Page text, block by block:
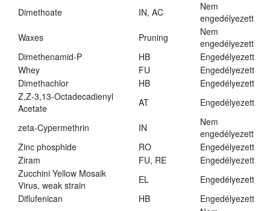
Dimethoate
IN, AC
Nem
engedélyezett
Waxes
Pruning
Nem
engedélyezett
Dimethenamid-P
HB
Engedélyezett
Whey
FU
Engedélyezett
Dimethachlor
HB
Engedélyezett
Z,Z-3,13-Octadecadienyl
Acetate
AT Engedélyezett
zeta-Cypermethrin IN
Nem
engedélyezett
Zinc phosphide
RO
Engedélyezett
Ziram
FU, RE
Engedélyezett
Zucchini Yellow Mosaik
Virus, weak strain
EL
Engedélyezett
Diflufenican
HB
Engedélyezett